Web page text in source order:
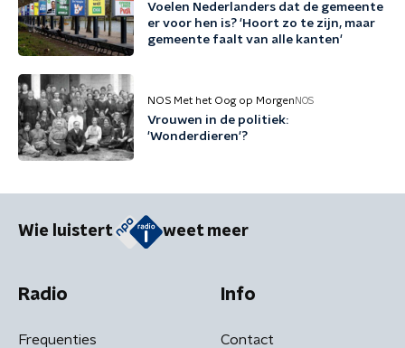
Voelen Nederlanders dat de gemeente
er voor hen is? 'Hoort zo te zijn, maar
gemeente faalt van alle kanten'
NOS Met het Oog op Morgen NOS
Vrouwen in de politiek:
'Wonderdieren'?
Wie luistert weet meer
Radio
Frequenties
Info
Contact